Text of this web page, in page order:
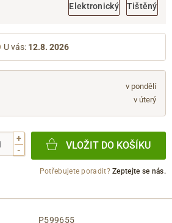
Elektronický Tištěný
U vás: 12.8. 2026
v pondělí
v úterý
+
-
VLOŽIT DO KOŠÍKU
Potřebujete poradit?Zeptejte se nás.
P599655